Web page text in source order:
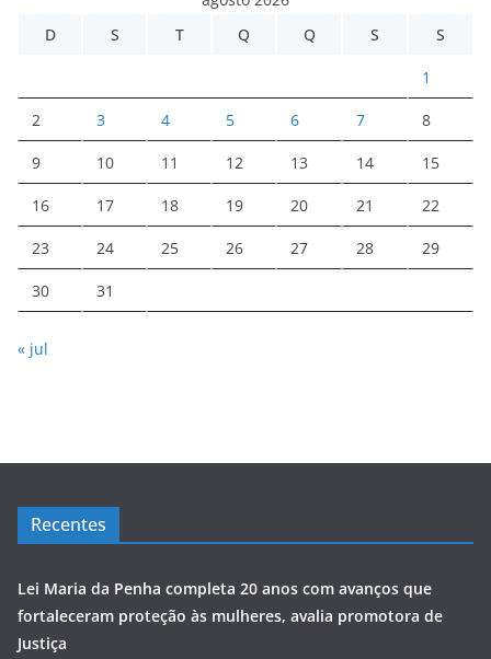
D
S T Q Q S S
1
2 3 4 5 6 7 8
9 10 11 12 13 14 15
16 17 18 19 20 21 22
23 24 25 26 27 28 29
30 31
« jul
Recentes
Lei Maria da Penha completa 20 anos com avanços que
fortaleceram proteção às mulheres, avalia promotora de
Justiça